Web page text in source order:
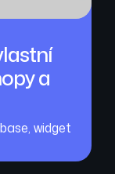
a
, widget